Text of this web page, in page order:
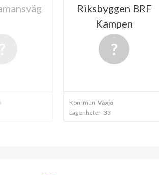
Riksbyggen BRF
Kampen
Kommun Växjö
Lägenheter 33